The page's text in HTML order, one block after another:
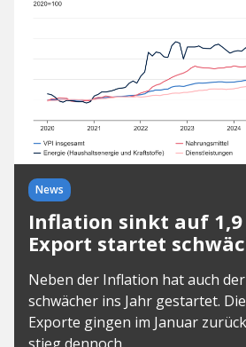
News
Inflation sinkt auf 1,9
Export startet
Neben der Inflation hat auch
schwächer ins Jahr gestartet.
Exporte gingen im Januar